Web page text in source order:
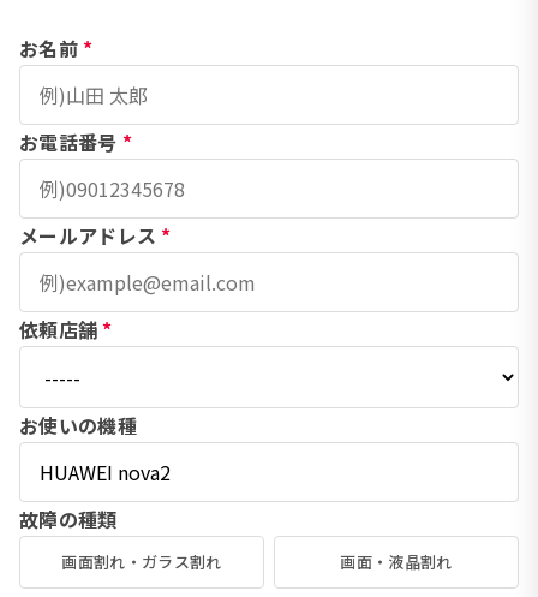
お名前 *
お電話番号 *
メールアドレス *
依頼店舗 *
お使いの機種
故障の種類
画面割れ・ガラス割れ 画面・液晶割れ